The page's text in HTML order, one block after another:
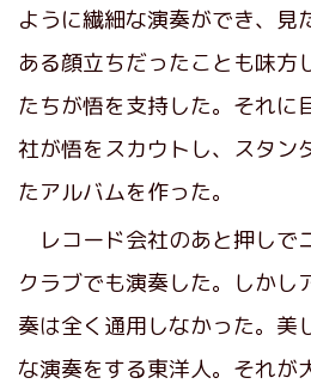
ように繊細な演奏ができ、見
ある顔立ちだったことも味方
たちが悟を支持した。それに
社が悟をスカウトし、スタン
たアルバムを作った。
レコード会社のあと押しで
クラブでも演奏した。しかし
奏は全く通用しなかった。美
な演奏をする東洋人。それが